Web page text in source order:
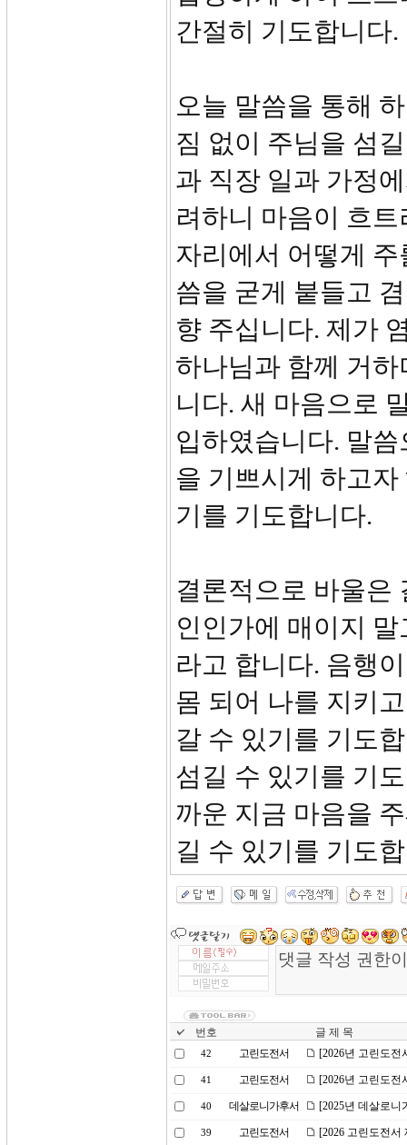
간절히 기도합니다.
오늘 말씀을 통해
짐 없이 주님을 섬
과 직장 일과 가정
려하니 마음이 흐
자리에서 어떻게
씀을 굳게 붙들고
향 주십니다. 제가
하나님과 함께 거
니다. 새 마음으로
입하였습니다. 말
을 기쁘시게 하고
기를 기도합니다.
결론적으로 바울은
인인가에 매이지
라고 합니다. 음행
몸 되어 나를 지키
갈 수 있기를 기도
섬길 수 있기를 기
까운 지금 마음을
길 수 있기를 기도
번호 글 제 목
42 고린도전서 [2026년 고린도전
41 고린도전서 [2026년 고린도전
40 데살로니가후서 [2025년 데살로니
39 고린도전서 [2026 고린도전서